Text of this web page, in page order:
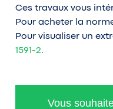
Ces travaux vous
Pour acheter la
Pour visualiser un
1591-2.
Vous